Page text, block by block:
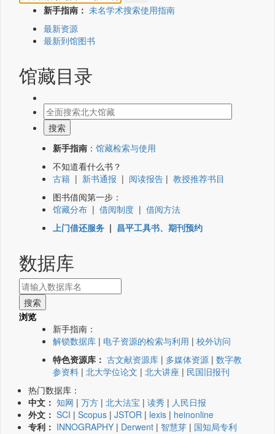
新手指南： 未名学术搜索使用指南
最新资源
最新到馆图书
馆藏目录
新手指南 ： 馆藏检索与使用
不知道看什么书？
古籍 | 新书通报 | 阅读报告 | 教授推荐书目
图书借阅第一步：
馆藏分布 | 借阅制度 | 借阅方法
上门借还服务 | 昌平工具书、期刊预约
数据库
浏览
新手指南：
解锁数据库 | 电子资源的检索与利用 | 校外访问
特色资源库： 古文献资源库 | 多媒体资源 | 数字教
参资料 | 北大学位论文 | 北大讲座 | 民国旧报刊
热门数据库：
中文： 知网 | 万方 | 北大法宝 | 读秀 | 人民日报
外文： SCI | Scopus | JSTOR | lexis | heinonline
专利： INNOGRAPHY | Derwent | 智慧芽 | 国知局专利